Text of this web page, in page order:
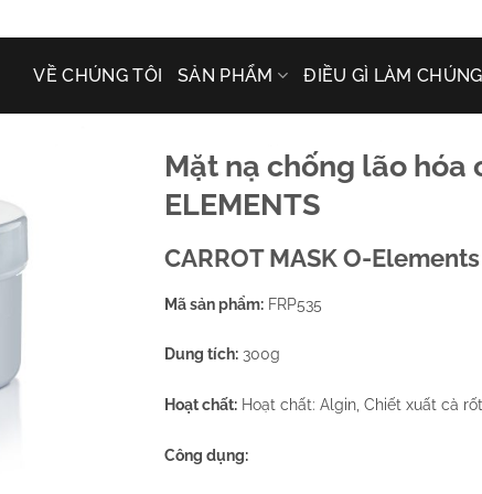
VỀ CHÚNG TÔI SẢN PHẨM ĐIỀU GÌ LÀM
Mặt nạ chống lão hóa
ELEMENTS
CARROT MASK O-Elements
Mã sản phẩm: FRP535
Dung tích: 300g
Hoạt chất: Hoạt chất: Algin, Chiết xuất cà
Công dụng: